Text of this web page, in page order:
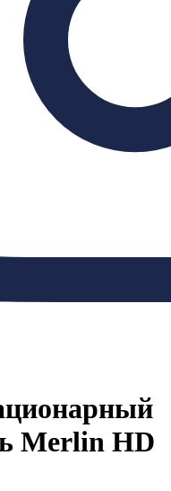
Merlin HD